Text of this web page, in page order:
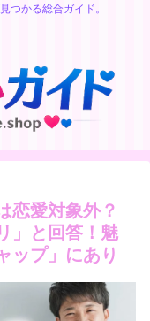
つかる総合ガイド。
恋愛対象外？
」と回答！魅
ップ」にあり